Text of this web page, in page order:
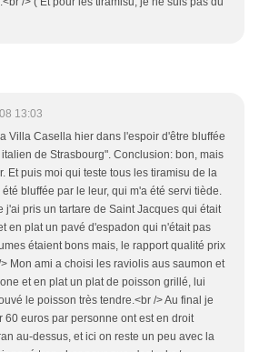
13:03
Villa Casella hier dans l'espoir d'être bluffée
de Strasbourg". Conclusion: bon, mais
Et puis moi qui teste tous les tiramisu de la
bluffée par le leur, qui m'a été servi tiède.
j'ai pris un tartare de Saint Jacques qui était
en plat un pavé d'espadon qui n'était pas
étaient bons mais, le rapport qualité prix
Mon ami a choisi les raviolis aus saumon et
et en plat un plat de poisson grillé, lui
le poisson très tendre.<br /> Au final je
60 euros par personne ont est en droit
au-dessus, et ici on reste un peu avec la